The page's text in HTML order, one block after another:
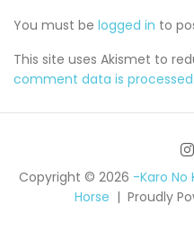
You must be logged in to
This site uses Akismet to
comment data is processed.
Copyright © 2026 -Karo No
Horse
Proudly